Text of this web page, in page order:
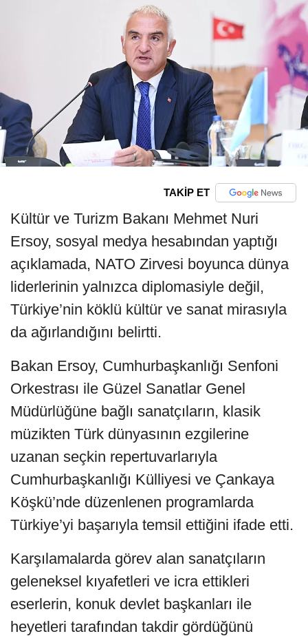
TAKİP ET
Kültür ve Turizm Bakanı Mehmet Nuri
Ersoy, sosyal medya hesabından yaptığı
açıklamada, NATO Zirvesi boyunca dünya
liderlerinin yalnızca diplomasiyle değil,
Türkiye’nin köklü kültür ve sanat mirasıyla
da ağırlandığını belirtti.
Bakan Ersoy, Cumhurbaşkanlığı Senfoni
Orkestrası ile Güzel Sanatlar Genel
Müdürlüğüne bağlı sanatçıların, klasik
müzikten Türk dünyasının ezgilerine
uzanan seçkin repertuvarlarıyla
Cumhurbaşkanlığı Külliyesi ve Çankaya
Köşkü’nde düzenlenen programlarda
Türkiye’yi başarıyla temsil ettiğini ifade etti.
Karşılamalarda görev alan sanatçıların
geleneksel kıyafetleri ve icra ettikleri
eserlerin, konuk devlet başkanları ile
heyetleri tarafından takdir gördüğünü